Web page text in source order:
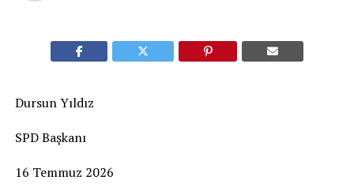
Dursun Yıldız
SPD Başkanı
16 Temmuz 2026